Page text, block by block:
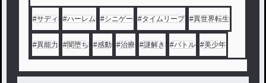
続かず、ある日を境に九条は
人生の転機を迎えることとな
る。
ダンジョンで手に入れた魔法
書。村を襲う盗賊団に、新た
た九条の評価。
#サディ #ハーレム #シニゲー #タイムリープ #異世界転生
#異能力 #闇堕ち #感動 #治療 #謎解き #バトル #美少年